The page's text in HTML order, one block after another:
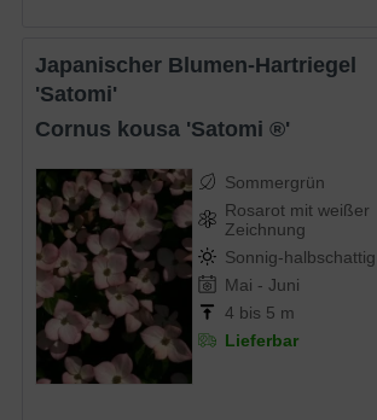
Japanischer Blumen-Hartriegel
'Satomi'
Cornus kousa 'Satomi ®'
Sommergrün
Rosarot mit weißer
Zeichnung
Sonnig-halbschattig
Mai - Juni
4 bis 5 m
Lieferbar